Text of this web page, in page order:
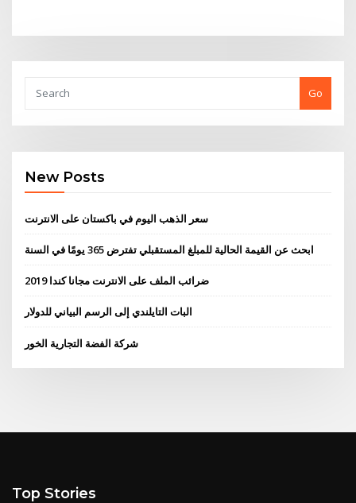
Go
New Posts
سعر الذهب اليوم في باكستان على الانترنت
ابحث عن القيمة الحالية للمبلغ المستقبلي تفترض 365 يومًا في السنة
ضرائب الملف على الانترنت مجانا كندا 2019
البات التايلندي إلى الرسم البياني للدولار
شركة الفضة التجارية الخور
Top Stories